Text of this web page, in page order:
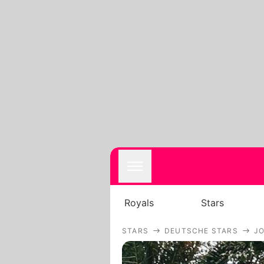
Royals Stars
STARS DEUTSCHE STARS